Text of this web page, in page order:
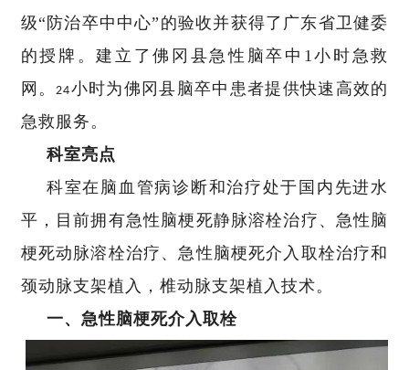
级“防治卒中中心”的验收并获得了广东省卫健委
的授牌。建立了佛冈县急性脑卒中1小时急救
网。
24小时为佛冈县脑卒中患者提供快速高效的
急救服务。
科室亮点
科室在脑血管病诊断和治疗处于国内先进水
平，目前拥有急性脑梗死静脉溶栓治疗、急性脑
梗死动脉溶栓治疗、急性脑梗死介入取栓治疗和
颈动脉支架植入，椎动脉支架植入技术。
一、急性脑梗死介入取栓